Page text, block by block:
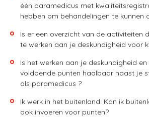
één paramedicus met
hebben om behandelingen te kunnen
Is er een overzicht van de activiteiten
te werken aan je deskundigheid voor
Is het werken aan je deskundigheid
voldoende punten haalbaar naast je
als paramedicus ?
Ik werk in het buitenland. Kan ik
ook invoeren voor punten?